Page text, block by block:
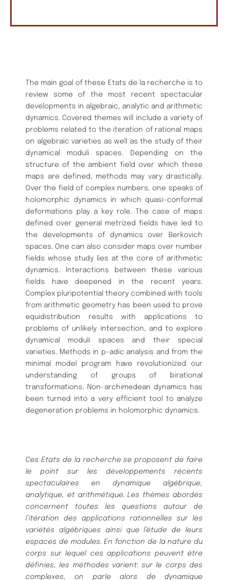
The main goal of these Etats de la recherche is to
review some of the most recent spectacular
developments in algebraic, analytic and arithmetic
dynamics. Covered themes will include a variety of
problems related to the iteration of rational maps
on algebraic varieties as well as the study of their
dynamical moduli spaces. Depending on the
structure of the ambient field over which these
maps are defined, methods may vary drastically.
Over the field of complex numbers, one speaks of
holomorphic dynamics in which quasi-conformal
deformations play a key role. The case of maps
defined over general metrized fields have led to
the developments of dynamics over Berkovich
spaces. One can also consider maps over number
fields whose study lies at the core of arithmetic
dynamics. Interactions between these various
fields have deepened in the recent years.
Complex pluripotential theory combined with tools
from arithmetic geometry has been used to prove
equidistribution results with applications to
problems of unlikely intersection, and to explore
dynamical moduli spaces and their special
varieties. Methods in p-adic analysis and from the
minimal model program have revolutionized our
understanding of groups of birational
transformations. Non-archimedean dynamics has
been turned into a very efficient tool to analyze
degeneration problems in holomorphic dynamics.
Ces Etats de la recherche se proposent de faire
le point sur les développements récents
spectaculaires en dynamique algébrique,
analytique, et arithmétique. Les thèmes abordés
concernent toutes les questions autour de
l’itération des applications rationnelles sur les
variétés algébriques ainsi que l’étude de leurs
espaces de modules. En fonction de la nature du
corps sur lequel ces applications peuvent être
définies, les méthodes varient: sur le corps des
complexes, on parle alors de dynamique